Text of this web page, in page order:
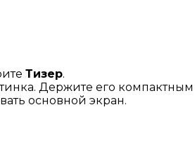
Тизер.
Держите его
основной экран.